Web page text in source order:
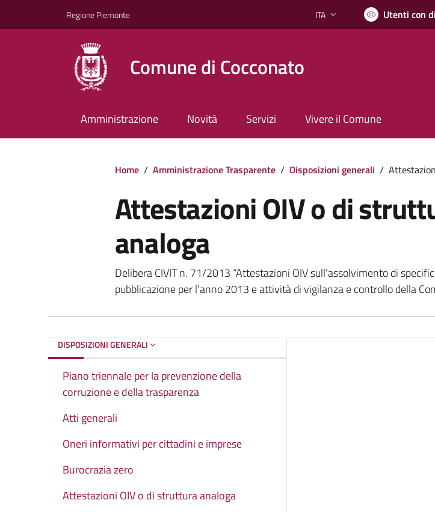
Regione Piemonte Lingua attiva:
ITA Utenti con
Comune di Cocconato
Amministrazione Novità Servizi Vivere il Comune
Home / Amministrazione Trasparente / Disposizioni generali /
Attestazioni OIV o di
analoga
Delibera CIVIT n. 71/2013 “Attestazioni OIV sull’assolvimento di
pubblicazione per l’anno 2013 e attività di vigilanza e controllo della
DISPOSIZIONI GENERALI
Piano triennale per la prevenzione della
corruzione e della trasparenza
Atti generali
Oneri informativi per cittadini e imprese
Burocrazia zero
Attestazioni OIV o di struttura analoga